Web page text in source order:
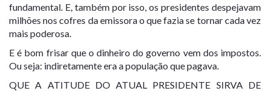
fundamental. E, também por isso, os presidentes despejavam
milhões nos cofres da emissora o que fazia se tornar cada vez
mais poderosa.
E é bom frisar que o dinheiro do governo vem dos impostos.
Ou seja: indiretamente era a população que pagava.
QUE A ATITUDE DO ATUAL PRESIDENTE SIRVA DE